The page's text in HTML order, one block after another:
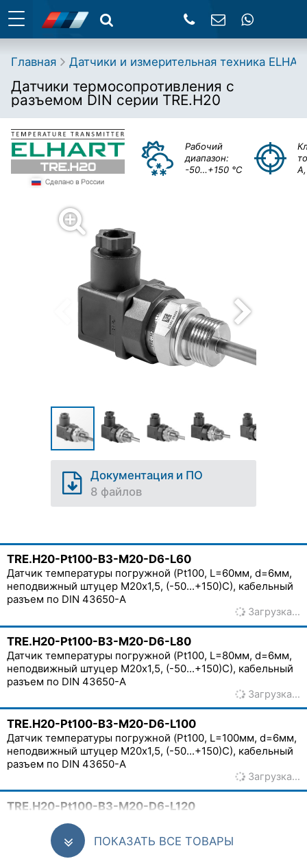
Главная Датчики и измерительная техника
Датчики термосопротивления c
разъемом DIN серии TRE.H20
Рабочий
диапазон:
-50…+150 °C
Документация и ПО
8 файлов
TRE.H20-Pt100-B3-M20-D6-L60
Датчик температуры погружной (Pt100, L=60мм, d=6мм,
неподвижный штуцер М20х1,5, (-50...+150)С), кабельный
разъем по DIN 43650-A
Загрузка…
TRE.H20-Pt100-B3-M20-D6-L80
Датчик температуры погружной (Pt100, L=80мм, d=6мм,
неподвижный штуцер М20х1,5, (-50...+150)С), кабельный
разъем по DIN 43650-A
Загрузка…
TRE.H20-Pt100-B3-M20-D6-L100
Датчик температуры погружной (Pt100, L=100мм, d=6мм,
неподвижный штуцер М20х1,5, (-50...+150)С), кабельный
разъем по DIN 43650-A
Загрузка…
TRE.H20-Pt100-B3-M20-D6-L120
неподвижный штуцер М20х1,5, (-50...+150)С), кабельный
разъем по DIN 43650-AПОКАЗАТЬ ВСЕ ТОВАРЫ